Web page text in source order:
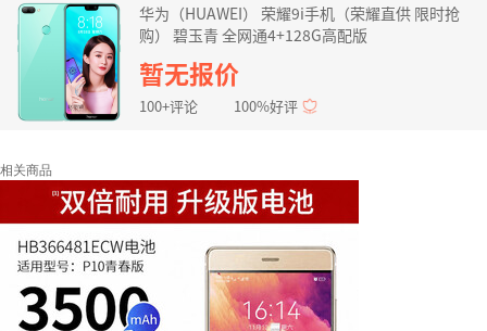
华为（HUAWEI） 荣耀9i手机（荣耀直供 限时抢
购） 碧玉青 全网通4+128G高配版
暂无报价
100+评论 100%好评
相关商品